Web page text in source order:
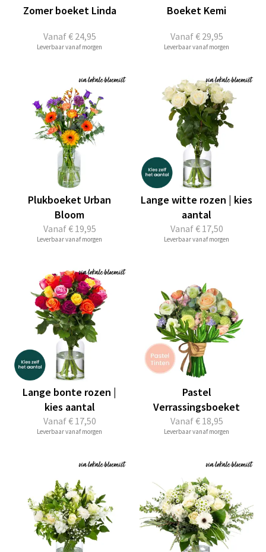
Vanaf€ 24,95
Zomer boeket Linda
Leverbaar vanaf morgen
Vanaf€ 29,95
Boeket Kemi
Leverbaar vanaf morgen
Vanaf€ 19,95
Plukboeket Urban
Bloom
Leverbaar vanaf morgen
Vanaf€ 17,50
Lange witte rozen | kies
aantal
Leverbaar vanaf morgen
Vanaf€ 17,50
Lange bonte rozen |
kies aantal
Leverbaar vanaf morgen
Vanaf€ 18,95
Pastel
Verrassingsboeket
Leverbaar vanaf morgen